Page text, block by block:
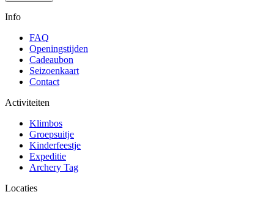
Info
FAQ
Openingstijden
Cadeaubon
Seizoenkaart
Contact
Activiteiten
Klimbos
Groepsuitje
Kinderfeestje
Expeditie
Archery Tag
Locaties